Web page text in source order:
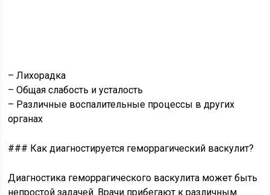
– Лихорадка
– Общая слабость и усталость
– Различные воспалительные процессы в других
органах
### Как диагностируется геморрагический васкулит?
Диагностика геморрагического васкулита может быть
непростой задачей. Врачи прибегают к различным